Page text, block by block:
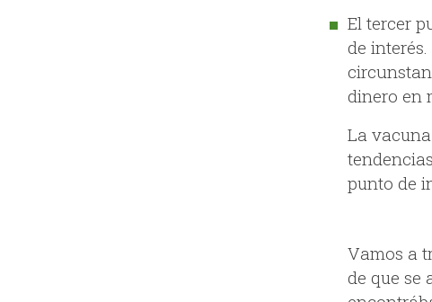
El tercer
de
dinero en
La
punto de
Vamos a
de que se